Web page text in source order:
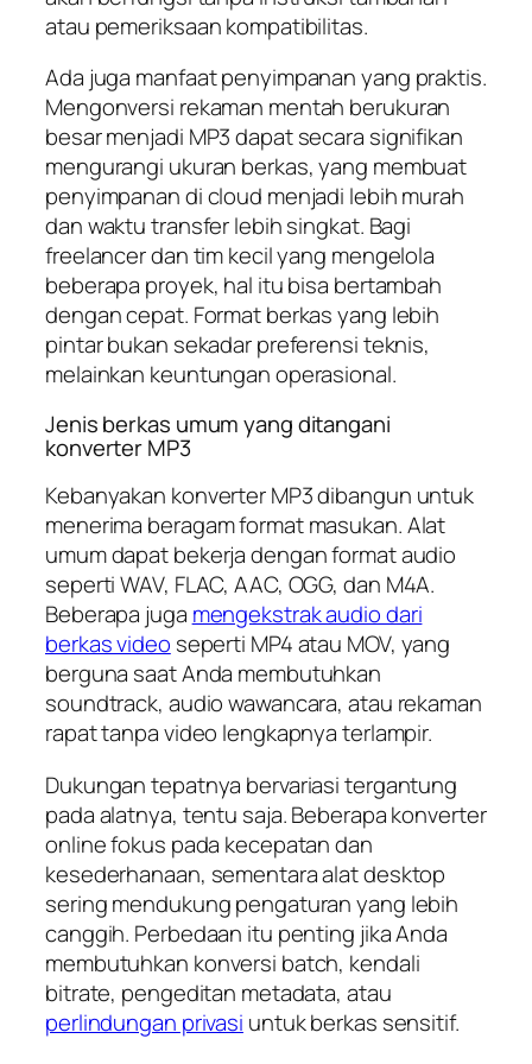
atau pemeriksaan kompatibilitas.
Ada juga manfaat penyimpanan yang praktis.
Mengonversi rekaman mentah berukuran
besar menjadi MP3 dapat secara signifikan
mengurangi ukuran berkas, yang membuat
penyimpanan di cloud menjadi lebih murah
dan waktu transfer lebih singkat. Bagi
freelancer dan tim kecil yang mengelola
beberapa proyek, hal itu bisa bertambah
dengan cepat. Format berkas yang lebih
pintar bukan sekadar preferensi teknis,
melainkan keuntungan operasional.
Jenis berkas umum yang ditangani
konverter MP3
Kebanyakan konverter MP3 dibangun untuk
menerima beragam format masukan. Alat
umum dapat bekerja dengan format audio
seperti WAV, FLAC, AAC, OGG, dan M4A.
Beberapa juga mengekstrak audio dari
berkas video seperti MP4 atau MOV, yang
berguna saat Anda membutuhkan
soundtrack, audio wawancara, atau rekaman
rapat tanpa video lengkapnya terlampir.
Dukungan tepatnya bervariasi tergantung
pada alatnya, tentu saja. Beberapa konverter
online fokus pada kecepatan dan
kesederhanaan, sementara alat desktop
sering mendukung pengaturan yang lebih
canggih. Perbedaan itu penting jika Anda
membutuhkan konversi batch, kendali
bitrate, pengeditan metadata, atau
perlindungan privasi untuk berkas sensitif.